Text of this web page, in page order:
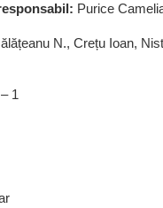
Purice
N., Crețu Ioan,
1